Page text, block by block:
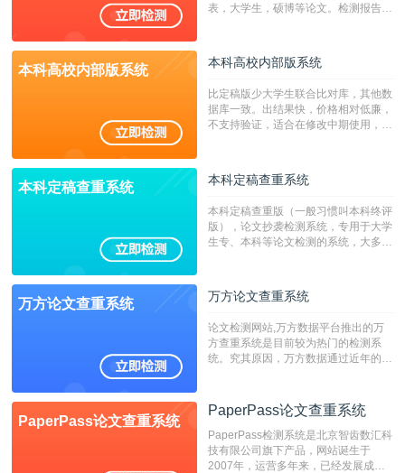
表，大学生，硕博等论文。检测报告支
本科高校内部版系统 本科高校内部版系统
比定稿版少大学生联合比对库，其他数
据库一致。出结果快，价格相对低廉，
不支持验证，适合在修改中期使用，定
本科定稿查重系统 本科定稿查重系统
本科定稿查重版（一般习惯叫本科终评
版），论文抄袭检测系统，专用于大学
生专、本科等论文检测的系统，大多数
万方论文查重系统 万方论文查重系统
论文检测网站,万方数据平台推出的万
方查重系统是目前较为热门的检测系
统。究其原因，万方数据通过近年的发
检测系统，其真实性和权威性无可厚
非。其次，相对于知网而言，万方检测
费用少，上手容易，是学生初次论文查
重的推荐系统。
PaperPass论文查重系统
PaperPass论文查重系统
PaperPass检测系统是北京智齿数汇科
技有限公司旗下产品，网站诞生于
2007年，运营多年来，已经发展成为